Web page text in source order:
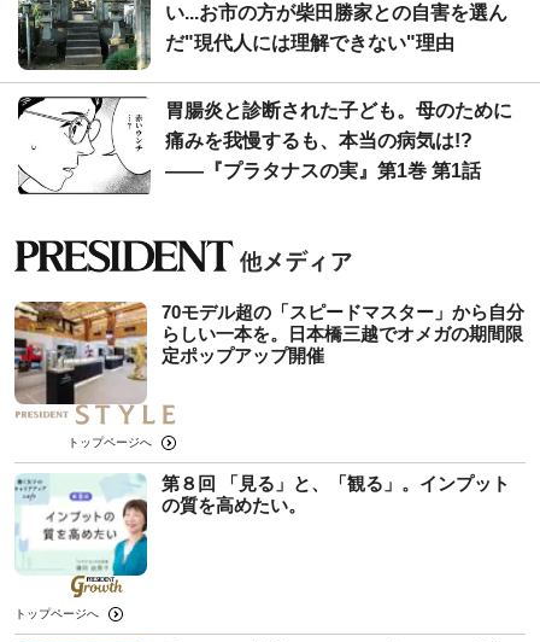
い...お市の方が柴田勝家との自害を選ん
だ"現代人には理解できない"理由
胃腸炎と診断された子ども。母のために
痛みを我慢するも、本当の病気は!?
――『プラタナスの実』第1巻 第1話
70モデル超の「スピードマスター」から自分
らしい一本を。日本橋三越でオメガの期間限
定ポップアップ開催
トップページへ
第８回 「見る」と、「観る」。インプット
の質を高めたい。
トップページへ